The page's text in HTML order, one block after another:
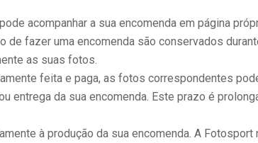
acompanhar a sua encomenda em página
fazer uma encomenda são conservados
as suas fotos.
feita e paga, as fotos correspondentes
entrega da sua encomenda. Este prazo é
à produção da sua encomenda. A